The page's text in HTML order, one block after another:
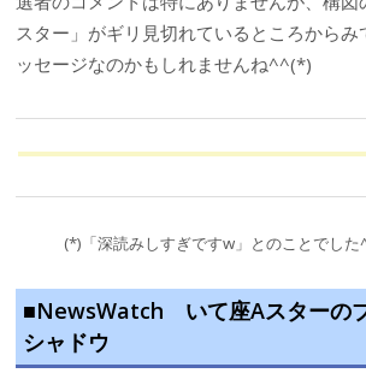
スター」がギリ見切れているところからみ
ッセージなのかもしれませんね^^(*)
(*)「深読みしすぎですw」とのことでした
■NewsWatch いて座Aスターの
シャドウ